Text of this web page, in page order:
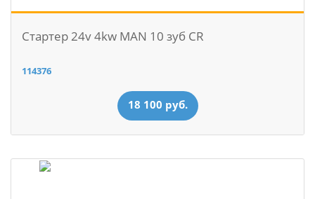
Стартер 24v 4kw MAN 10 зуб CR
114376
18 100 руб.